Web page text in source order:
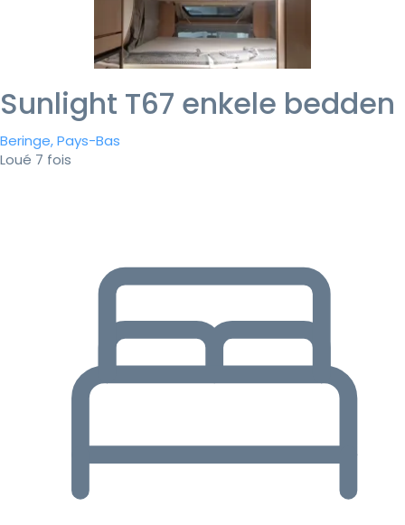
Sunlight T67 enkele bedden
Beringe, Pays-Bas
Loué 7 fois